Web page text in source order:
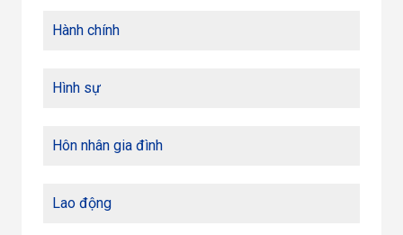
Hành chính
Hình sự
Hôn nhân gia đình
Lao động